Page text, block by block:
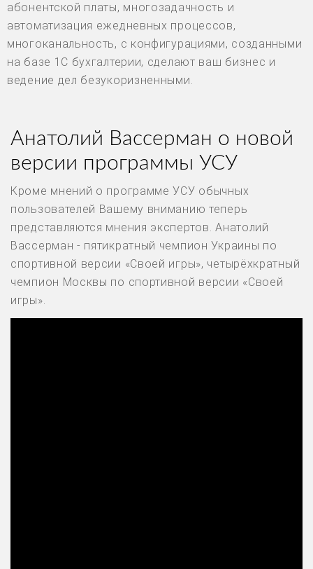
абонентской платы, многозадачность и
автоматизация ежедневных процессов,
многоканальность, с конфигурациями, созданными
на базе 1С бухгалтерии, сделают ваш бизнес и
ведение дел безукоризненными.
Анатолий Вассерман о новой
версии программы УСУ
Кроме мнений о программе УСУ обычных
пользователей Вашему вниманию теперь
представляются мнения экспертов. Анатолий
Вассерман - пятикратный чемпион Украины по
спортивной версии «Своей игры», четырёхкратный
чемпион Москвы по спортивной версии «Своей
игры».